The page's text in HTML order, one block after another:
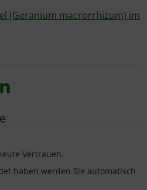
(Geranium macrorrhizum) im
Vertrauen.
haben werden Sie automatisch
mollis